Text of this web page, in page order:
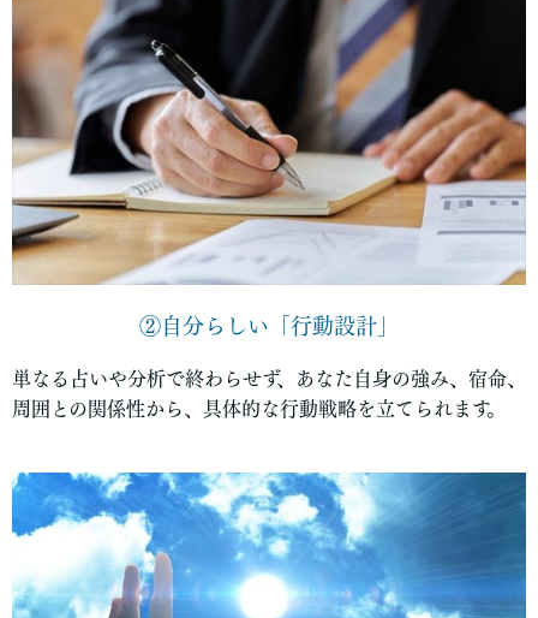
②自分らしい「行動設計」
単なる占いや分析で終わらせず、あなた自身の強み、宿命、
周囲との関係性から、具体的な行動戦略を立てられます。